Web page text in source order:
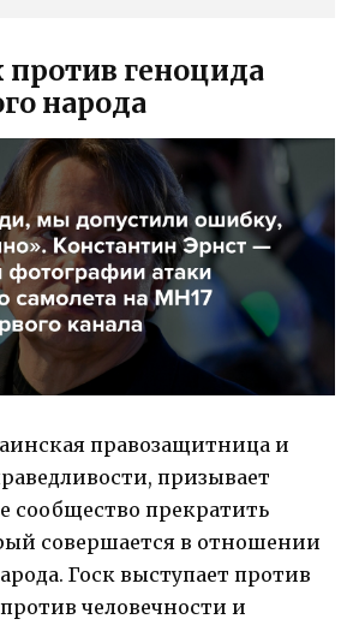
против геноцида
народа
правозащитница и
призывает
сообщество прекратить
совершается в отношении
Госк выступает против
человечности и